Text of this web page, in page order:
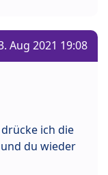
Aug 2021 19:08
ich die
du wieder